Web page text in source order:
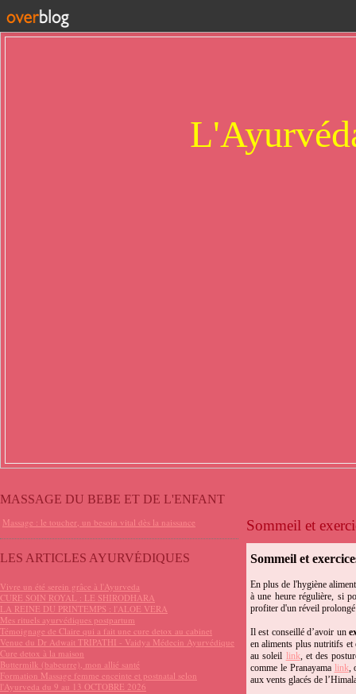
MASSAGE DU BEBE ET DE L'ENFANT
Massage : le toucher, un besoin vital dès la naissance
LES ARTICLES AYURVÉDIQUES
Vivre un été serein grâce à l'Ayurveda
CURE SOIN ROYAL : LE SHIRODHARA
LA REINE DU PRINTEMPS : l'ALOE VERA
Mes rituels ayurvédiques postpartum
Témoignage de Claire qui a fait une cure detox au cabinet
Venue du Dr Adwait TRIPATHI - Vaidya Médecin Ayurvédique
Cure detox à la maison
Buttermilk (babeurre), mon allié santé
Formation Massage femme enceinte et postnatal selon
l'Ayurveda du 9 au 13 OCTOBRE 2026
Sommeil et
Sommeil et
En plus de l'hygiène
à une heure régulière, si
profiter d'un réveil prolongé
Il est conseillé d’avoir un
en aliments plus nutritifs et
au soleil link, et des
comme le Pranayama link,
aux vents glacés de